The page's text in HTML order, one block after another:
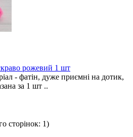
рожевий 1 шт
- фатін, дуже приємні на дотик,
за 1 шт ..
сторінок: 1)